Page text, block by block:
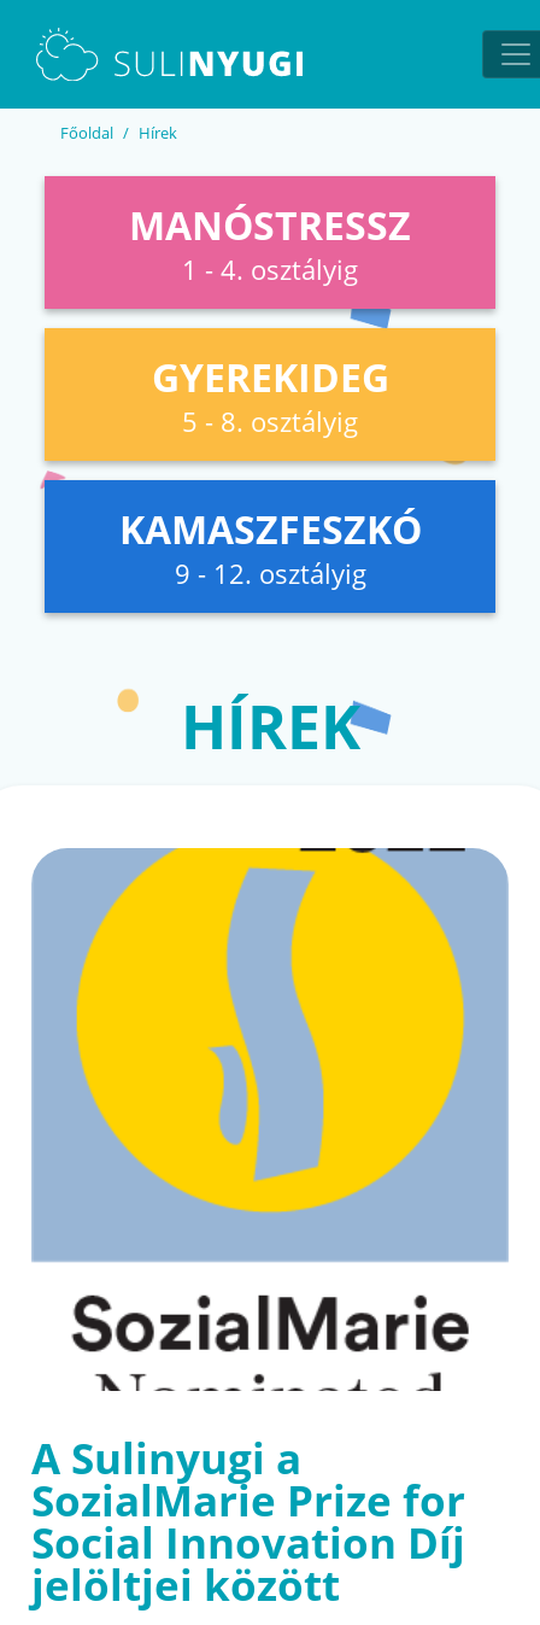
Főoldal Hírek
MANÓSTRESSZ
1 - 4. osztályig
GYEREKIDEG
5 - 8. osztályig
KAMASZFESZKÓ
9 - 12. osztályig
HÍREK
A Sulinyugi a
SozialMarie Prize for
Social Innovation Díj
jelöltjei között